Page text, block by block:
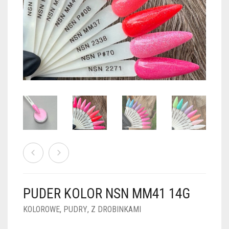
PUDRY BROKATOWE
PUDRY Z DROBINKAMI
PUDRY KOLOR PUR
PUDRY BUDUJĄCE
PUDRY DO FRENCH
PUDRY GALAXY
PUDRY SPARKLE
PUDRY TERMICZNE
PUDRY ŚWIECĄCE
FOIL DIP
KOSZYK
PUDER KOLOR NSN MM41 14G
KOLOROWE, PUDRY, Z DROBINKAMI